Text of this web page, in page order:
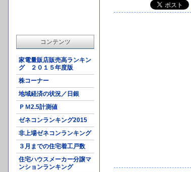
コンテンツ
家電量販店販売高ランキン
グ ２０１５年度版
株コーナー
地域経済の状況／日銀
ＰＭ2.5計測値
ゼネコンランキング2015
非上場ゼネコンランキング
３月までの住宅着工戸数
住宅ハウスメーカー分譲マ
ンションランキング